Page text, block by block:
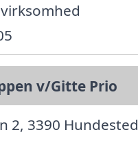
v/Gitte Prio
2, 3390 Hundested